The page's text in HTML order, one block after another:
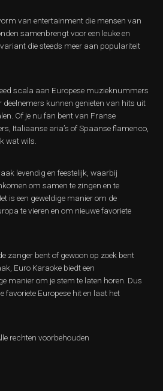
van entertainment die mensen van
samenbrengt voor een leuke en
die steeds meer aan populariteit
scala aan Europese muzieknummers
deelnemers kunnen genieten van hits uit
Of je nu fan bent van Franse
Italiaanse aria’s of Spaanse flamenco,
wat wils.
levendig en feestelijk, waarbij
om samen te zingen en te
is een geweldige manier om de
te vieren en om nieuwe favoriete
zanger bent of gewoon op zoek bent
Euro Karaoke biedt een
manier om je stem te laten horen. Dus
favoriete Europese hit en laat het
rechten voorbehouden